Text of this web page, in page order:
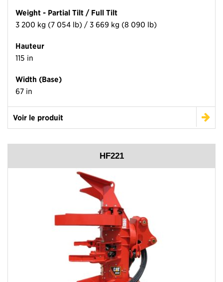
Weight - Partial Tilt / Full Tilt
3 200 kg (7 054 lb) / 3 669 kg (8 090 lb)
Hauteur
115 in
Width (Base)
67 in
Voir le produit
HF221